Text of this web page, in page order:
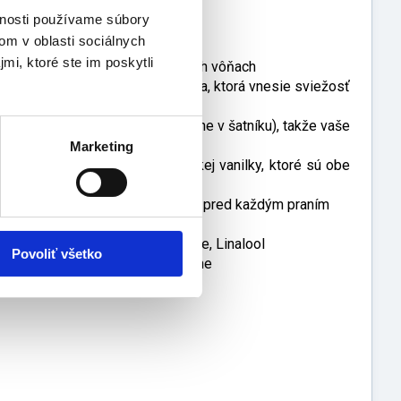
používame súbory
v oblasti sociálnych
ktoré ste im poskytli
Marketing
Povoliť všetko
sú dostupné v rôznych vôňach
zintenzívnenie v rámci prania, ktorá vnesie sviežosť
sviežosti (pri uskladnení bielizne v šatníku), takže vaše
plnú vôňu jazmínu a gurmánskej vanilky, ktoré sú obe
do prázdneho bubna práčky pred každým praním
Hexyl Cinnamal, Limonene, Linalool
sviežej vône bielizne